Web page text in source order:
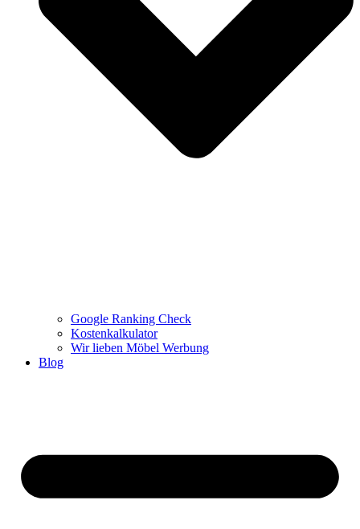
Google Ranking Check
Kostenkalkulator
Wir lieben Möbel Werbung
Blog